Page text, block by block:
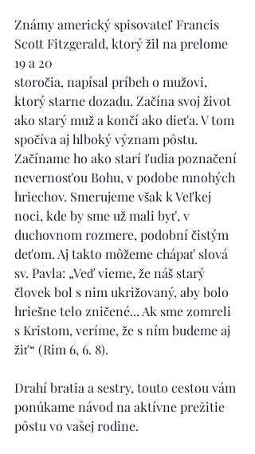
Známy americký spisovateľ Francis
Scott Fitzgerald, ktorý žil na prelome
19 a 20
storočia, napísal príbeh o mužovi,
ktorý starne dozadu. Začína svoj život
ako starý muž a končí ako dieťa. V tom
spočíva aj hlboký význam pôstu.
Začíname ho ako starí ľudia poznačení
nevernosťou Bohu, v podobe mnohých
hriechov. Smerujeme však k Veľkej
noci, kde by sme už mali byť, v
duchovnom rozmere, podobní čistým
deťom. Aj takto môžeme chápať slová
sv. Pavla: „Veď vieme, že náš starý
človek bol s nim ukrižovaný, aby bolo
hriešne telo zničené... Ak sme zomreli
s Kristom, veríme, že s ním budeme aj
žiť“ (Rim 6, 6. 8).
Drahí bratia a sestry, touto cestou vám
ponúkame návod na aktívne prežitie
pôstu vo vašej rodine.